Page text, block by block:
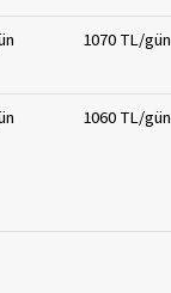
1070 TL/gün
1060 TL/gün